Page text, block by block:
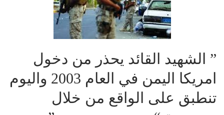
” الشهيد القائد يحذر من دخول
امريكا اليمن في العام 2003 واليوم
تنطبق على الواقع من خلال